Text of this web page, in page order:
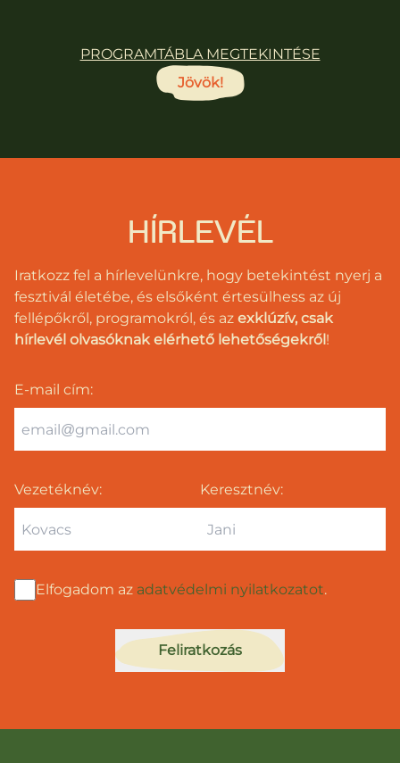
PROGRAMTÁBLA MEGTEKINTÉSE
Jövök!
HÍRLEVÉL
Iratkozz fel a hírlevelünkre, hogy betekintést nyerj a
fesztivál életébe, és elsőként értesülhess az új
fellépőkről, programokról, és az exklúzív, csak
hírlevél olvasóknak elérhető lehetőségekről !
E-mail cím:
Vezetéknév: Keresztnév:
Elfogadom az adatvédelmi nyilatkozatot.
Feliratkozás